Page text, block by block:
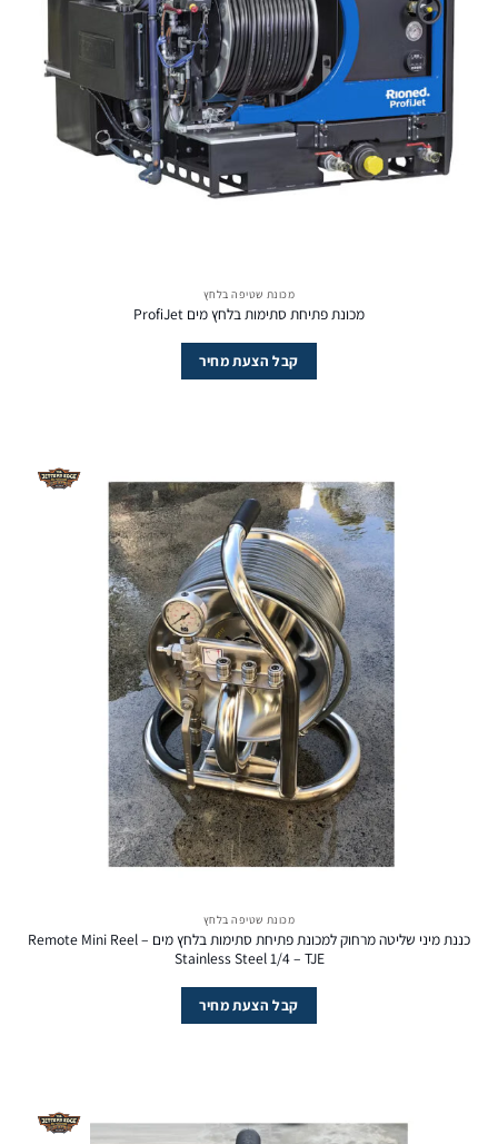
מכונת שטיפה בלחץ
מכונת פתיחת סתימות בלחץ מים ProfiJet
קבל הצעת מחיר
מכונת שטיפה בלחץ
כננת מיני שליטה מרחוק למכונת פתיחת סתימות בלחץ מים – Remote Mini Reel
Stainless Steel 1/4 – TJE
קבל הצעת מחיר